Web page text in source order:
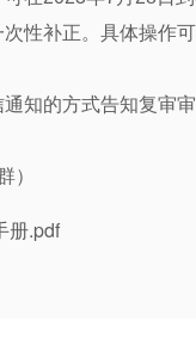
性补正。具体操作
知的方式告知复审
）
册.pdf